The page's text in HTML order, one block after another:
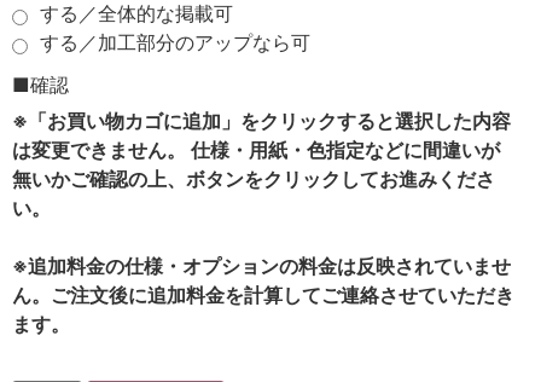
する／全体的な掲載可
する／加工部分のアップなら可
■確認
※「お買い物カゴに追加」をクリックすると選択した内容
は変更できません。 仕様・用紙・色指定などに間違いが
無いかご確認の上、ボタンをクリックしてお進みくださ
い。
※追加料金の仕様・オプションの料金は反映されていませ
ん。ご注文後に追加料金を計算してご連絡させていただき
ます。